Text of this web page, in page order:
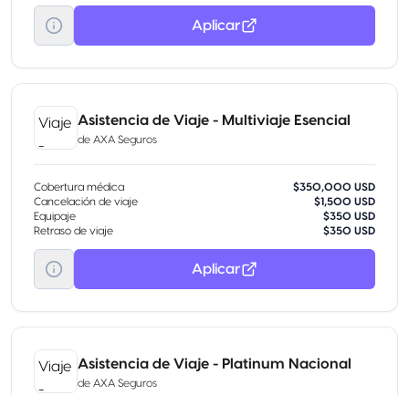
Aplicar
Asistencia de Viaje - Multiviaje Esencial
de AXA Seguros
Cobertura médica
$350,000 USD
Cancelación de viaje
$1,500 USD
Equipaje
$350 USD
Retraso de viaje
$350 USD
Aplicar
Asistencia de Viaje - Platinum Nacional
de AXA Seguros